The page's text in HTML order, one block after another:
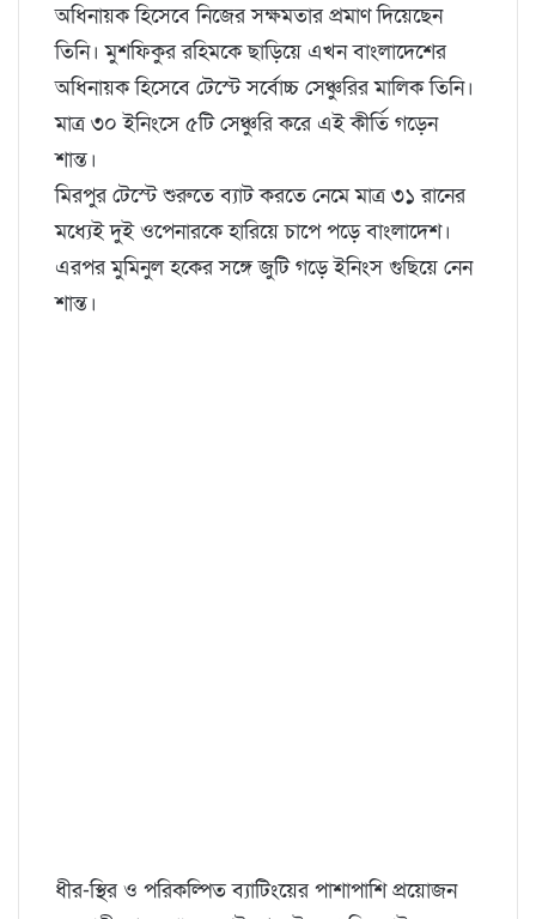
অধিনায়ক হিসেবে নিজের সক্ষমতার প্রমাণ দিয়েছেন
তিনি। মুশফিকুর রহিমকে ছাড়িয়ে এখন বাংলাদেশের
অধিনায়ক হিসেবে টেস্টে সর্বোচ্চ সেঞ্চুরির মালিক তিনি।
মাত্র ৩০ ইনিংসে ৫টি সেঞ্চুরি করে এই কীর্তি গড়েন
শান্ত।
মিরপুর টেস্টে শুরুতে ব্যাট করতে নেমে মাত্র ৩১ রানের
মধ্যেই দুই ওপেনারকে হারিয়ে চাপে পড়ে বাংলাদেশ।
এরপর মুমিনুল হকের সঙ্গে জুটি গড়ে ইনিংস গুছিয়ে নেন
শান্ত।
ধীর-স্থির ও পরিকল্পিত ব্যাটিংয়ের পাশাপাশি প্রয়োজন